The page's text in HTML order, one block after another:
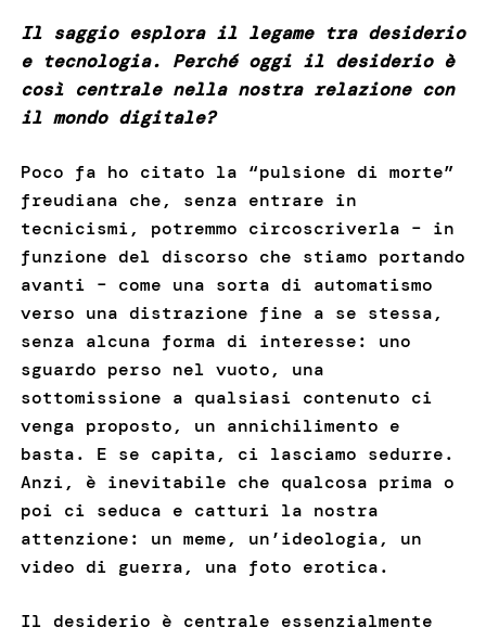
Il saggio esplora il legame tra desiderio
e tecnologia. Perché oggi il desiderio è
così centrale nella nostra relazione con
il mondo digitale?
Poco fa ho citato la “pulsione di morte”
freudiana che, senza entrare in
tecnicismi, potremmo circoscriverla – in
funzione del discorso che stiamo portando
avanti – come una sorta di automatismo
verso una distrazione fine a se stessa,
senza alcuna forma di interesse: uno
sguardo perso nel vuoto, una
sottomissione a qualsiasi contenuto ci
venga proposto, un annichilimento e
basta. E se capita, ci lasciamo sedurre.
Anzi, è inevitabile che qualcosa prima o
poi ci seduca e catturi la nostra
attenzione: un meme, un’ideologia, un
video di guerra, una foto erotica.
Il desiderio è centrale essenzialmente